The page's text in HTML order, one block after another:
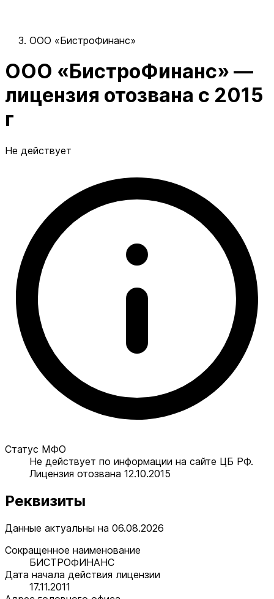
ООО «БистроФинанс»
ООО «БистроФинанс» —
лицензия отозвана с 2015
г
Не действует
Статус МФО
Не действует по информации на сайте ЦБ РФ.
Лицензия отозвана 12.10.2015
Реквизиты
Данные актуальны на 06.08.2026
Сокращенное наименование
БИСТРОФИНАНС
Дата начала действия лицензии
17.11.2011